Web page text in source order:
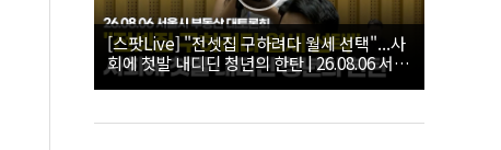
[스팟Live] "전셋집 구하려다 월세 선택"...사
회에 첫발 내디딘 청년의 한탄 | 26.08.06 서울
시 부동산 대토론회